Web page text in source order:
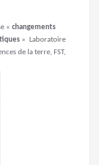
« changements
» Laboratoire
de la terre, FST,